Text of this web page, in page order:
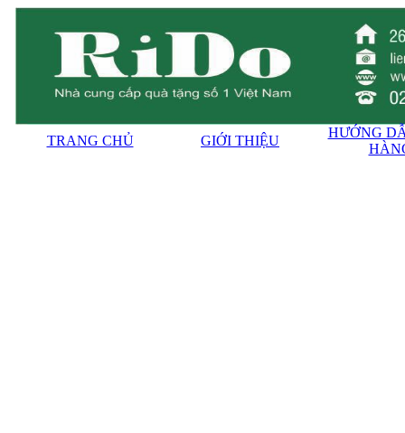
TRANG CHỦ GIỚI THIỆU
HƯỚNG